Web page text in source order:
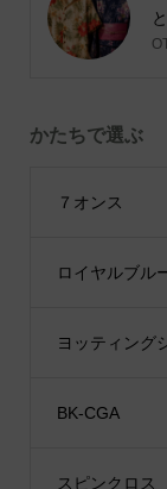
かたちで選ぶ
７オンス
ロイヤルブル
ヨッティング
BK-CGA
スピンクロス